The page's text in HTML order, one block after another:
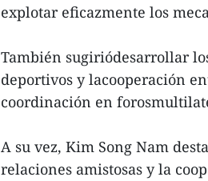
explotar eficazmente los
También sugiriódesarrollar
deportivos y lacooperación
coordinación en
A su vez, Kim Song Nam
relaciones amistosas y la